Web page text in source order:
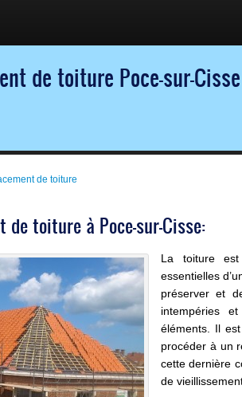
de toiture Poce-sur-
de toiture
de toiture à Poce-sur-Cisse:
La toiture
essentielles
préserver et
intempéries
éléments. Il
procéder à un
cette dernière
de